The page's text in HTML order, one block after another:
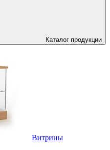
Каталог продукции
Витрины